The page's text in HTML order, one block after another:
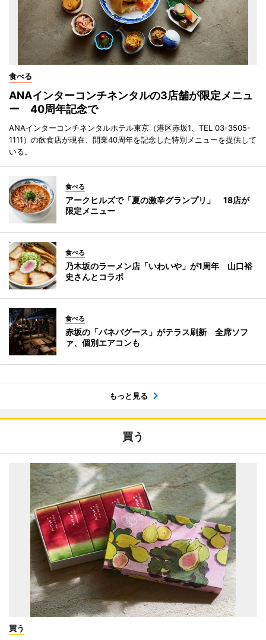
食べる
ANAインターコンチネンタルの3店舗が限定メニュ
ー 40周年記念で
ANAインターコンチネンタルホテル東京（港区赤坂1、TEL 03-3505-
1111）の飲食店が現在、開業40周年を記念した特別メニューを提供して
いる。
食べる
アークヒルズで「夏の激辛グランプリ」 18店が
限定メニュー
食べる
乃木坂のラーメン店「いわいや」が1周年 山口裕
史さんとコラボ
食べる
赤坂の「バネバグース」がテラス刷新 全席ソフ
ァ、個別エアコンも
もっと見る
買う
買う